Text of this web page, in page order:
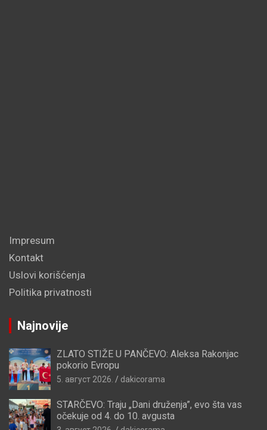
Impresum
Kontakt
Uslovi korišćenja
Politika privatnosti
Najnovije
ZLATO STIŽE U PANČEVO: Aleksa Rakonjac
pokorio Evropu
5. август 2026. dakicorama
STARČEVO: Traju „Dani druženja”, evo šta vas
očekuje od 4. do 10. avgusta